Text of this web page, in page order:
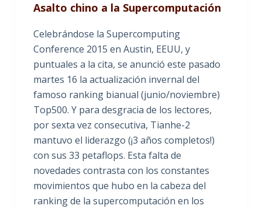
Asalto chino a la Supercomputación
Celebrándose la Supercomputing
Conference 2015 en Austin, EEUU, y
puntuales a la cita, se anunció este pasado
martes 16 la actualización invernal del
famoso ranking bianual (junio/noviembre)
Top500. Y para desgracia de los lectores,
por sexta vez consecutiva, Tianhe-2
mantuvo el liderazgo (¡3 años completos!)
con sus 33 petaflops. Esta falta de
novedades contrasta con los constantes
movimientos que hubo en la cabeza del
ranking de la supercomputación en los